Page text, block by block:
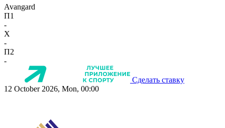
Avangard
П1
-
X
-
П2
-
Сделать ставку
12 October 2026, Mon, 00:00